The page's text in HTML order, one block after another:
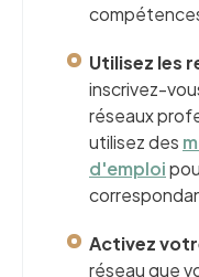
Utilisez les
inscrivez-
réseaux
utilisez des
d'emploi
Activez
réseau que